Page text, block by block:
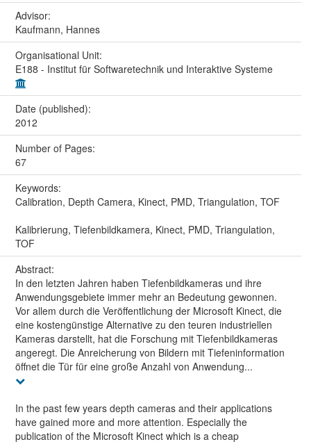
Advisor:
Kaufmann, Hannes
Organisational Unit:
E188 - Institut für Softwaretechnik und Interaktive Systeme
Date (published):
2012
Number of Pages:
67
Keywords:
Calibration, Depth Camera, Kinect, PMD, Triangulation, TOF
Kalibrierung, Tiefenbildkamera, Kinect, PMD, Triangulation,
TOF
Abstract:
In den letzten Jahren haben Tiefenbildkameras und ihre
Anwendungsgebiete immer mehr an Bedeutung gewonnen.
Vor allem durch die Veröffentlichung der Microsoft Kinect, die
eine kostengünstige Alternative zu den teuren industriellen
Kameras darstellt, hat die Forschung mit Tiefenbildkameras
angeregt. Die Anreicherung von Bildern mit Tiefeninformation
öffnet die Tür für eine große Anzahl von Anwendung...
In the past few years depth cameras and their applications
have gained more and more attention. Especially the
publication of the Microsoft Kinect which is a cheap